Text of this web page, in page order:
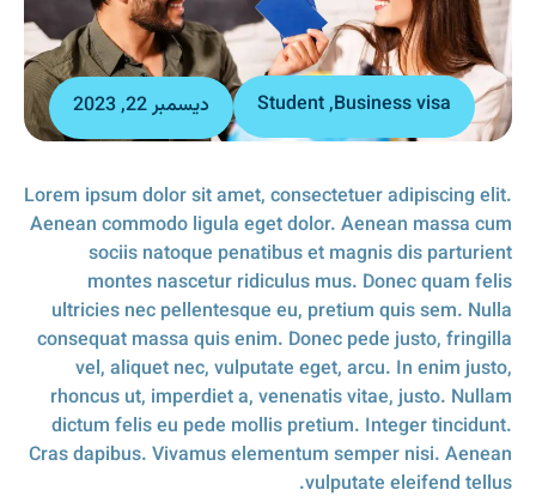
Business visa
,
Student ديسمبر 22, 2023
Lorem ipsum dolor sit amet, consectetuer adipiscing elit.
Aenean commodo ligula eget dolor. Aenean massa cum
sociis natoque penatibus et magnis dis parturient
montes nascetur ridiculus mus. Donec quam felis
ultricies nec pellentesque eu, pretium quis sem. Nulla
consequat massa quis enim. Donec pede justo, fringilla
vel, aliquet nec, vulputate eget, arcu. In enim justo,
rhoncus ut, imperdiet a, venenatis vitae, justo. Nullam
dictum felis eu pede mollis pretium. Integer tincidunt.
Cras dapibus. Vivamus elementum semper nisi. Aenean
vulputate eleifend tellus.